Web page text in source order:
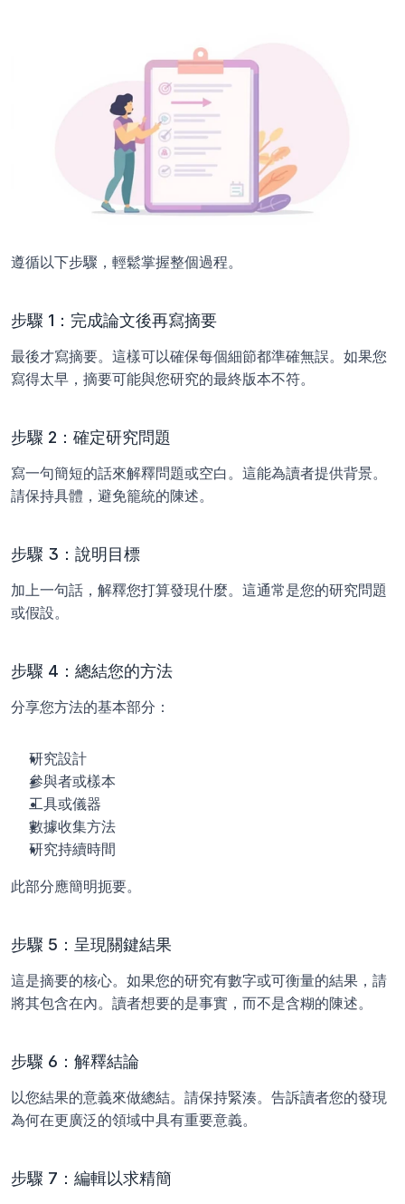
遵循以下步驟，輕鬆掌握整個過程。
步驟 1：完成論文後再寫摘要
最後才寫摘要。這樣可以確保每個細節都準確無誤。如果您
寫得太早，摘要可能與您研究的最終版本不符。
步驟 2：確定研究問題
寫一句簡短的話來解釋問題或空白。這能為讀者提供背景。
請保持具體，避免籠統的陳述。
步驟 3：說明目標
加上一句話，解釋您打算發現什麼。這通常是您的研究問題
或假設。
步驟 4：總結您的方法
分享您方法的基本部分：
研究設計
參與者或樣本
工具或儀器
數據收集方法
研究持續時間
此部分應簡明扼要。
步驟 5：呈現關鍵結果
這是摘要的核心。如果您的研究有數字或可衡量的結果，請
將其包含在內。讀者想要的是事實，而不是含糊的陳述。
步驟 6：解釋結論
以您結果的意義來做總結。請保持緊湊。告訴讀者您的發現
為何在更廣泛的領域中具有重要意義。
步驟 7：編輯以求精簡